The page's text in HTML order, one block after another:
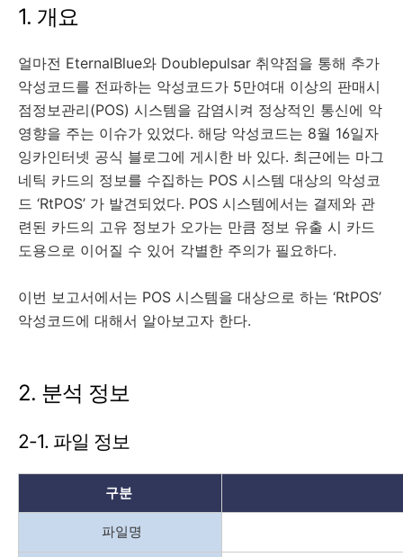
1. 개요
얼마전 EternalBlue와 Doublepulsar 취약점을 통해 추가
악성코드를 전파하는 악성코드가 5만여대 이상의 판매시
점정보관리(POS) 시스템을 감염시켜 정상적인 통신에 악
영향을 주는 이슈가 있었다. 해당 악성코드는 8월 16일자
잉카인터넷 공식 블로그에 게시한 바 있다. 최근에는 마그
네틱 카드의 정보를 수집하는 POS 시스템 대상의 악성코
드 ‘RtPOS’ 가 발견되었다. POS 시스템에서는 결제와 관
련된 카드의 고유 정보가 오가는 만큼 정보 유출 시 카드
도용으로 이어질 수 있어 각별한 주의가 필요하다.
이번 보고서에서는 POS 시스템을 대상으로 하는 ‘RtPOS’
악성코드에 대해서 알아보고자 한다.
2. 분석 정보
2-1. 파일 정보
구분
파일명